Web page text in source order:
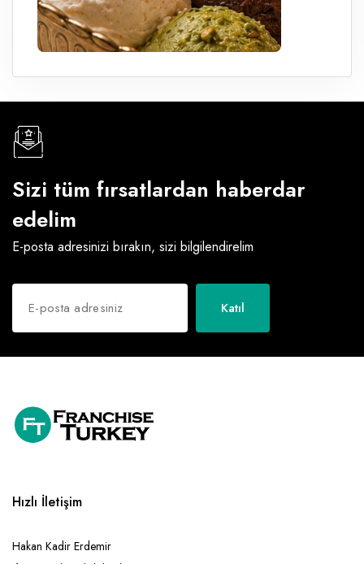
Sizi tüm fırsatlardan haberdar
edelim
E-posta adresinizi bırakın, sizi bilgilendirelim
Katıl
Hızlı İletişim
Hakan Kadir Erdemir